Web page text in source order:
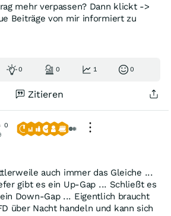
mehr verpassen? Dann klickt ->
Beiträge von mir informiert zu
0 0 1 0
Zitieren
0
auch immer das Gleiche ...
gibt es ein Up-Gap ... Schließt es
Down-Gap ... Eigentlich braucht
über Nacht handeln und kann sich